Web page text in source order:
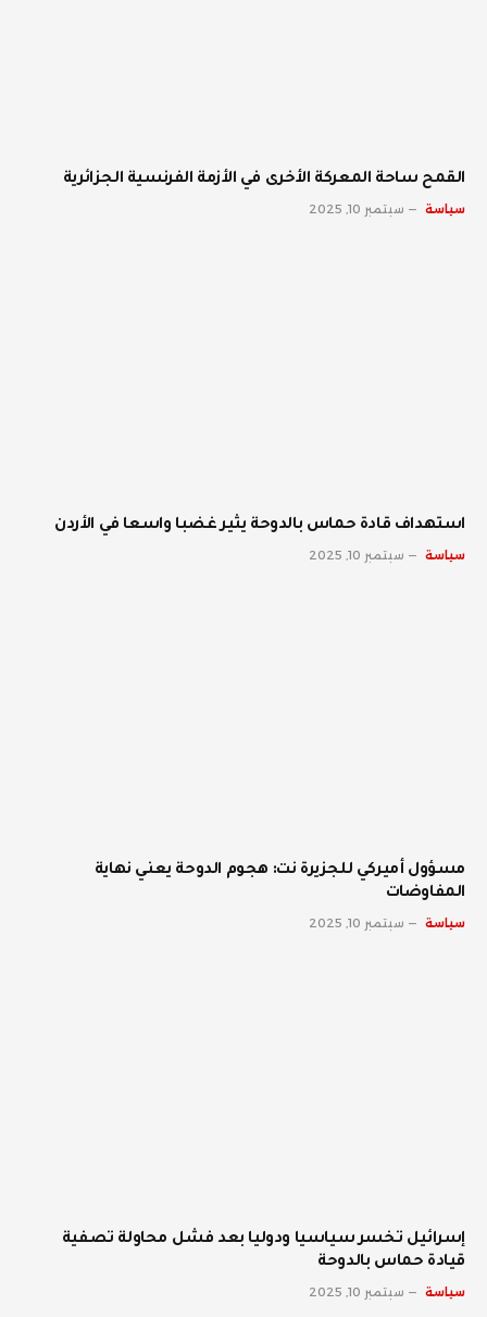
القمح ساحة المعركة الأخرى في الأزمة الفرنسية الجزائرية
سياسة سبتمبر 10, 2025
استهداف قادة حماس بالدوحة يثير غضبا واسعا في الأردن
سياسة سبتمبر 10, 2025
مسؤول أميركي للجزيرة نت: هجوم الدوحة يعني نهاية
المفاوضات
سياسة سبتمبر 10, 2025
إسرائيل تخسر سياسيا ودوليا بعد فشل محاولة تصفية
قيادة حماس بالدوحة
سياسة سبتمبر 10, 2025